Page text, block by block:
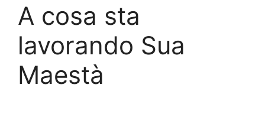
A cosa sta
lavorando Sua
Maestà